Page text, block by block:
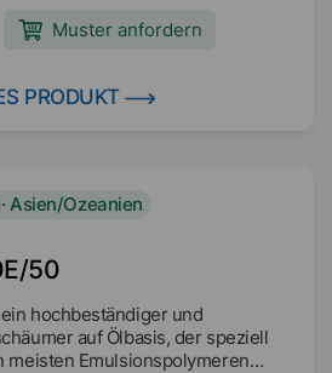
Muster anfordern
PRODUKT
50
Asien/Ozeanien
hochbeständiger und
auf Ölbasis, der speziell
meisten Emulsionspolymeren